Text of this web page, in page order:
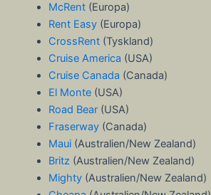
McRent(Europa)
Rent Easy(Europa)
CrossRent(Tyskland)
Cruise America (USA)
Cruise Canada (Canada)
El Monte(USA)
Road Bear(USA)
Fraserway (Canada)
Maui (Australien/New Zealand)
Britz (Australien/New Zealand)
Mighty (Australien/New Zealand)